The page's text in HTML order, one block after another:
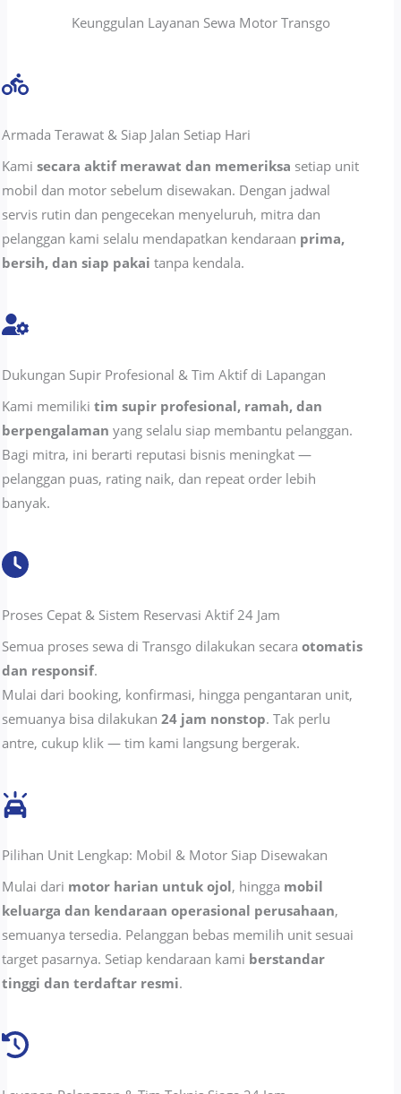
Keunggulan Layanan Sewa Motor Transgo
Armada Terawat & Siap Jalan Setiap Hari
Kamisecara aktif merawat dan memeriksa setiap unit
mobil dan motor sebelum disewakan. Dengan jadwal
servis rutin dan pengecekan menyeluruh, mitra dan
pelanggan kami selalu mendapatkan kendaraan prima,
bersih, dan siap pakai tanpa kendala.
Dukungan Supir Profesional & Tim Aktif di Lapangan
Kami memilikitim supir profesional, ramah, dan
berpengalaman yang selalu siap membantu pelanggan.
Bagi mitra, ini berarti reputasi bisnis meningkat —
pelanggan puas, rating naik, dan repeat order lebih
banyak.
Proses Cepat & Sistem Reservasi Aktif 24 Jam
Semua proses sewa di Transgo dilakukan secaraotomatis
dan responsif.
Mulai dari booking, konfirmasi, hingga pengantaran unit,
semuanya bisa dilakukan24 jam nonstop. Tak perlu
antre, cukup klik — tim kami langsung bergerak.
Pilihan Unit Lengkap: Mobil & Motor Siap Disewakan
Mulai dari motor harian untuk ojol, hingga mobil
keluarga dan kendaraan operasional perusahaan,
semuanya tersedia. Pelanggan bebas memilih unit sesuai
target pasarnya. Setiap kendaraan kami berstandar
tinggi dan terdaftar resmi.